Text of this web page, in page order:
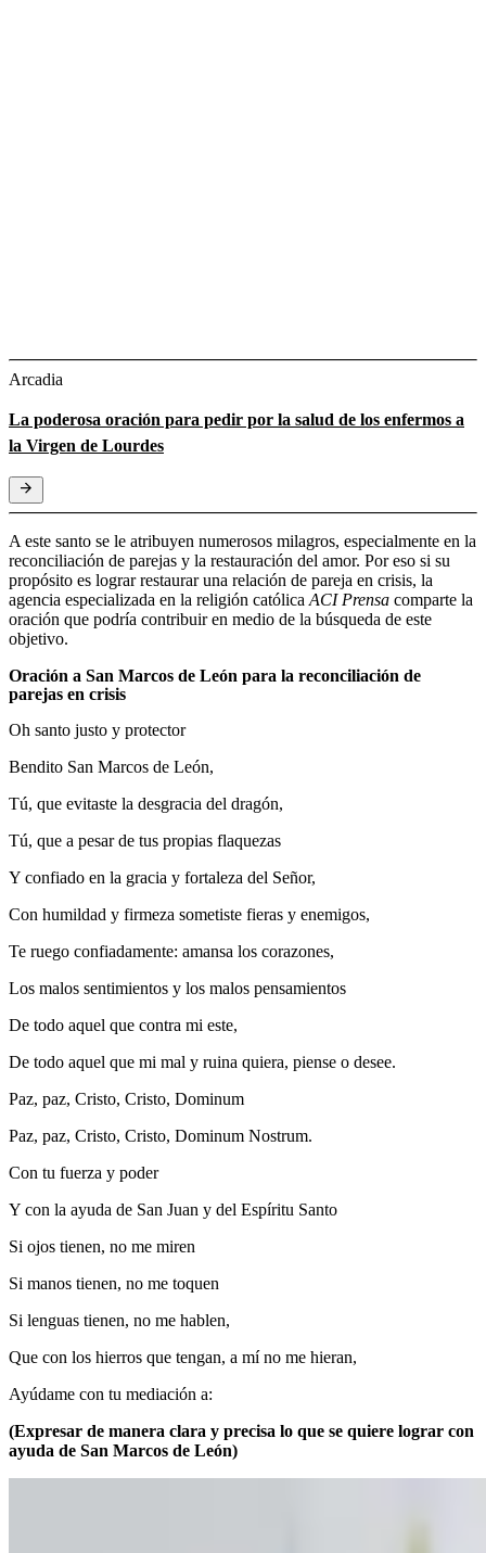
Arcadia
La poderosa oración para pedir por la salud de los enfermos a
la Virgen de Lourdes
A este santo se le atribuyen numerosos milagros, especialmente en la
reconciliación de parejas y la restauración del amor. Por eso si su
propósito es lograr restaurar una relación de pareja en crisis, la
agencia especializada en la religión católica ACI Prensa comparte la
oración que podría contribuir en medio de la búsqueda de este
objetivo.
Oración a San Marcos de León para la reconciliación de
parejas en crisis
Oh santo justo y protector
Bendito San Marcos de León,
Tú, que evitaste la desgracia del dragón,
Tú, que a pesar de tus propias flaquezas
Y confiado en la gracia y fortaleza del Señor,
Con humildad y firmeza sometiste fieras y enemigos,
Te ruego confiadamente: amansa los corazones,
Los malos sentimientos y los malos pensamientos
De todo aquel que contra mi este,
De todo aquel que mi mal y ruina quiera, piense o desee.
Paz, paz, Cristo, Cristo, Dominum
Paz, paz, Cristo, Cristo, Dominum Nostrum.
Con tu fuerza y poder
Y con la ayuda de San Juan y del Espíritu Santo
Si ojos tienen, no me miren
Si manos tienen, no me toquen
Si lenguas tienen, no me hablen,
Que con los hierros que tengan, a mí no me hieran,
Ayúdame con tu mediación a:
(Expresar de manera clara y precisa lo que se quiere lograr con
ayuda de San Marcos de León)